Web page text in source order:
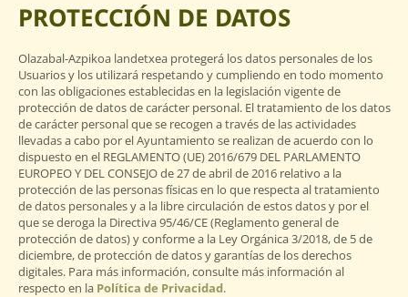
PROTECCIÓN DE DATOS
Olazabal-Azpikoa landetxea protegerá los datos personales de los
Usuarios y los utilizará respetando y cumpliendo en todo momento
con las obligaciones establecidas en la legislación vigente de
protección de datos de carácter personal. El tratamiento de los datos
de carácter personal que se recogen a través de las actividades
llevadas a cabo por el Ayuntamiento se realizan de acuerdo con lo
dispuesto en el REGLAMENTO (UE) 2016/679 DEL PARLAMENTO
EUROPEO Y DEL CONSEJO de 27 de abril de 2016 relativo a la
protección de las personas físicas en lo que respecta al tratamiento
de datos personales y a la libre circulación de estos datos y por el
que se deroga la Directiva 95/46/CE (Reglamento general de
protección de datos) y conforme a la Ley Orgánica 3/2018, de 5 de
diciembre, de protección de datos y garantías de los derechos
digitales. Para más información, consulte más información al
respecto en la Política de Privacidad.